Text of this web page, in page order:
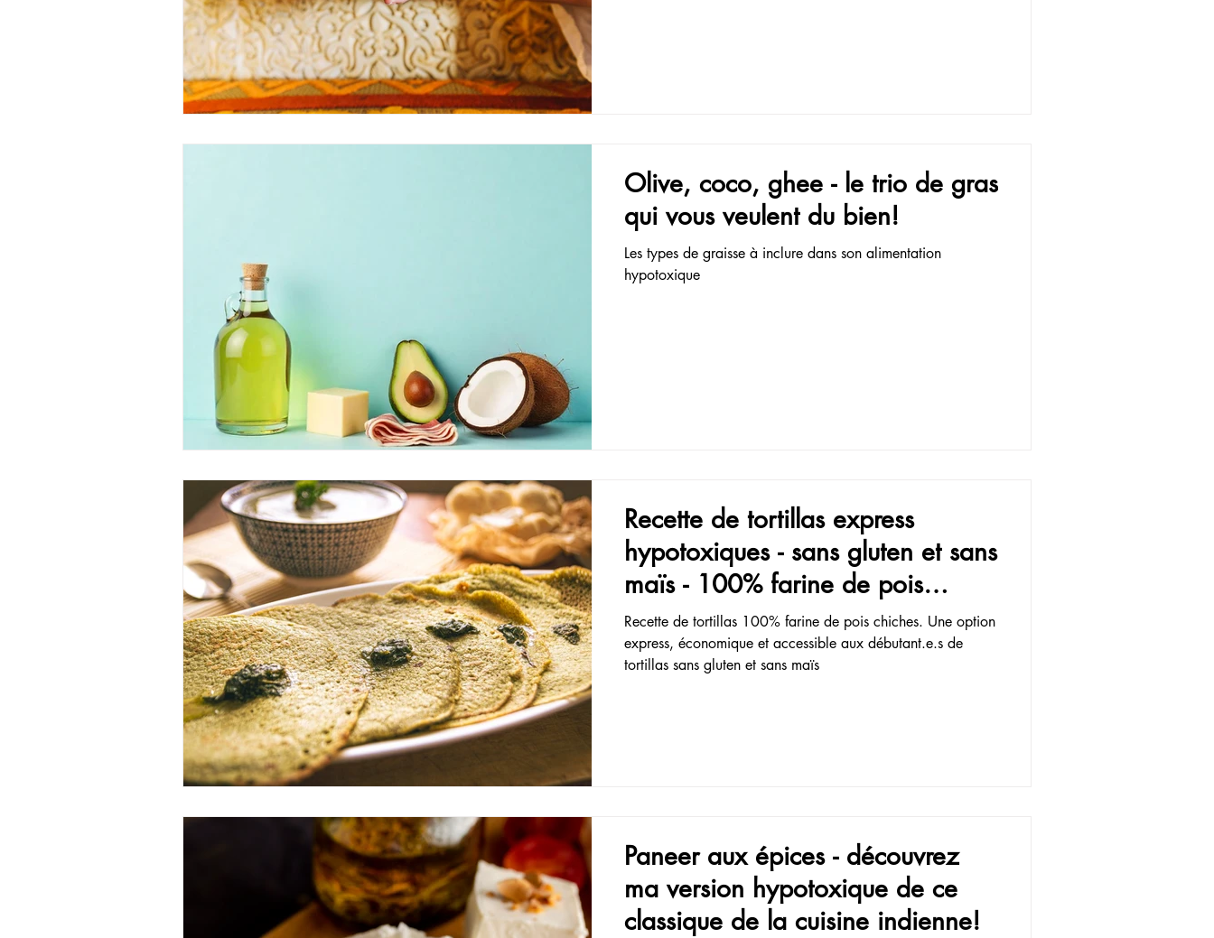
Olive, coco, ghee - le trio de gras
qui vous veulent du bien!
Les types de graisse à inclure dans son alimentation
hypotoxique
Recette de tortillas express
hypotoxiques - sans gluten et sans
maïs - 100% farine de pois
chiches!
Recette de tortillas 100% farine de pois chiches. Une option
express, économique et accessible aux débutant.e.s de
tortillas sans gluten et sans maïs
Paneer aux épices - découvrez
ma version hypotoxique de ce
classique de la cuisine indienne!